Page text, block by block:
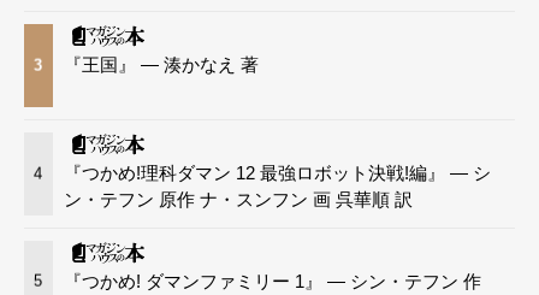
3 『王国』 — 湊かなえ 著
4
『つかめ!理科ダマン 12 最強ロボット決戦!編』 — シ
ン・テフン 原作 ナ・スンフン 画 呉華順 訳
5
『つかめ! ダマンファミリー 1』 — シン・テフン 作